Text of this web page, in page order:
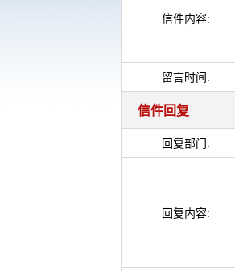
信件内容:
留言时间:
信件回复
回复部门:
回复内容: